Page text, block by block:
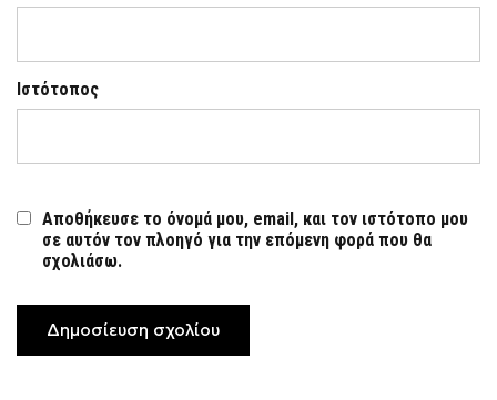
Ιστότοπος
Αποθήκευσε το όνομά μου, email, και τον ιστότοπο μου
σε αυτόν τον πλοηγό για την επόμενη φορά που θα
σχολιάσω.